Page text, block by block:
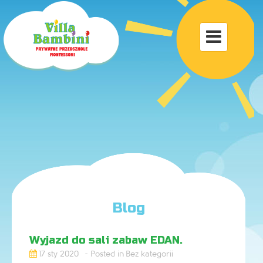
Toggle

Blog
Wyjazd do sali zabaw EDAN.
17 sty 2020
Bez kategorii